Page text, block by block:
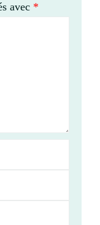
avec *